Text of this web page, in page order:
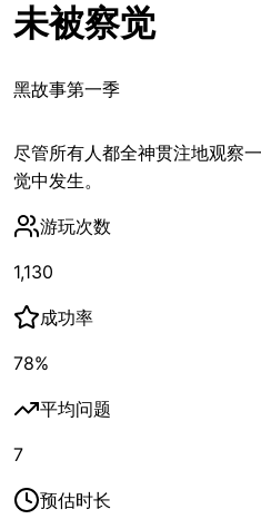
未被察觉
黑故事第一季
尽管所有人都全神贯注地观察
觉中发生。
游玩次数
1,130
成功率
78%
平均问题
7
预估时长